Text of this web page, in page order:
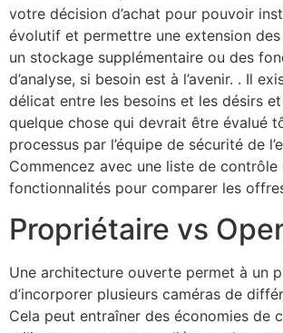
votre décision d’achat pour pouvoir
évolutif et permettre une extension
un stockage supplémentaire ou des
d’analyse, si besoin est à l’avenir. . Il
délicat entre les besoins et les désirs et
quelque chose qui devrait être évalué
processus par l’équipe de sécurité de
Commencez avec une liste de contrôle
fonctionnalités pour comparer les
Propriétaire vs
Une architecture ouverte permet à un
d’incorporer plusieurs caméras de
Cela peut entraîner des économies de